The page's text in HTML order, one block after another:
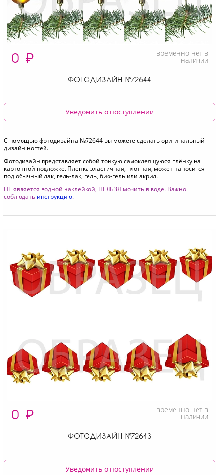
0 ₽ временно нет в
наличии
ФОТОДИЗАЙН №72644
Уведомить о поступлении
С помощью фотодизайна №72644 вы можете сделать оригинальный
дизайн ногтей.
Фотодизайн представляет собой тонкую самоклеящуюся плёнку на
картонной подложке. Плёнка эластичная, плотная, может наносится
под обычный лак, гель-лак, гель, био-гель или акрил.
НЕ является водной наклейкой, НЕЛЬЗЯ мочить в воде. Важно
соблюдать инструкцию.
0 ₽ временно нет в
наличии
ФОТОДИЗАЙН №72643
Уведомить о поступлении